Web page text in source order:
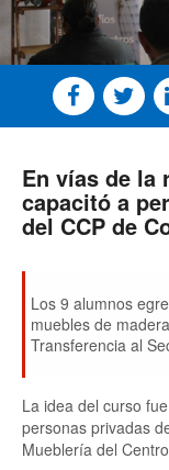
En vías de la
capacitó a
del CCP de
Los 9 alumnos
muebles de
Transferencia al
La idea del curso
personas privadas
Mueblería del